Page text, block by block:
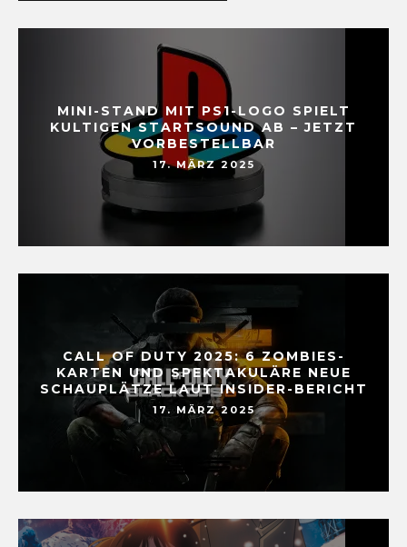
MINI-STAND MIT PS1-LOGO SPIELT
KULTIGEN STARTSOUND AB – JETZT
VORBESTELLBAR
17. MÄRZ 2025
CALL OF DUTY 2025: 6 ZOMBIES-
KARTEN UND SPEKTAKULÄRE NEUE
SCHAUPLÄTZE LAUT INSIDER-BERICHT
17. MÄRZ 2025